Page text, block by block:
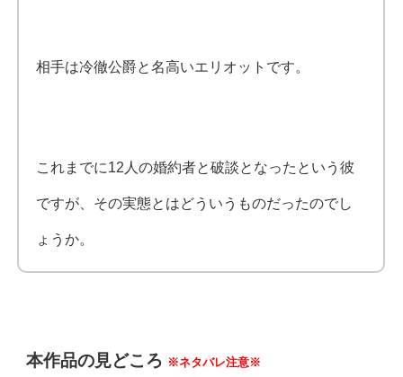
相手は冷徹公爵と名高いエリオットです。
これまでに12人の婚約者と破談となったという彼
ですが、その実態とはどういうものだったのでし
ょうか。
本作品の見どころ ※ネタバレ注意※